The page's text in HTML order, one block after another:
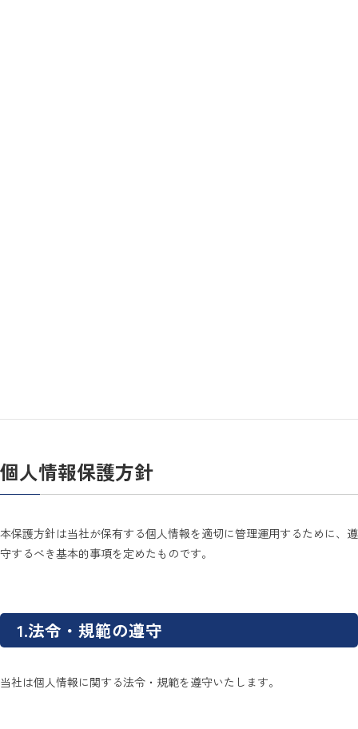
個人情報保護方針
本保護方針は当社が保有する個人情報を適切に管理運用するために、遵
守するべき基本的事項を定めたものです。
1.法令・規範の遵守
当社は個人情報に関する法令・規範を遵守いたします。